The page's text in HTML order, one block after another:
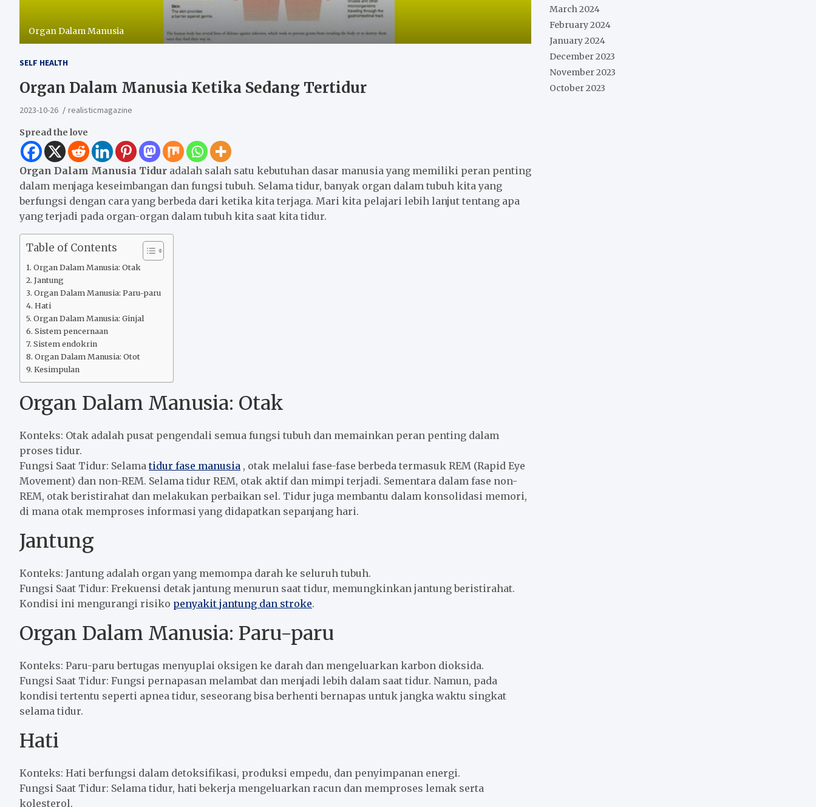
Organ Dalam Manusia
SELF HEALTH
Organ Dalam Manusia Ketika Sedang Tertidur
2023-10-26 realisticmagazine
Spread the love
Organ Dalam Manusia Tidur adalah salah satu kebutuhan dasar manusia yang memiliki peran penting
dalam menjaga keseimbangan dan fungsi tubuh. Selama tidur, banyak organ dalam tubuh kita yang
berfungsi dengan cara yang berbeda dari ketika kita terjaga. Mari kita pelajari lebih lanjut tentang apa
yang terjadi pada organ-organ dalam tubuh kita saat kita tidur.
Table of Contents
Organ Dalam Manusia: Otak
Jantung
Organ Dalam Manusia: Paru-paru
Hati
Organ Dalam Manusia: Ginjal
Sistem pencernaan
Sistem endokrin
Organ Dalam Manusia: Otot
Kesimpulan
Organ Dalam Manusia: Otak
Konteks: Otak adalah pusat pengendali semua fungsi tubuh dan memainkan peran penting dalam
proses tidur.
Fungsi Saat Tidur: Selamatidur fase manusia , otak melalui fase-fase berbeda termasuk REM (Rapid Eye
Movement) dan non-REM. Selama tidur REM, otak aktif dan mimpi terjadi. Sementara dalam fase non-
REM, otak beristirahat dan melakukan perbaikan sel. Tidur juga membantu dalam konsolidasi memori,
di mana otak memproses informasi yang didapatkan sepanjang hari.
Jantung
Konteks: Jantung adalah organ yang memompa darah ke seluruh tubuh.
Fungsi Saat Tidur: Frekuensi detak jantung menurun saat tidur, memungkinkan jantung beristirahat.
Kondisi ini mengurangi risiko penyakit jantung dan stroke.
Organ Dalam Manusia: Paru-paru
Konteks: Paru-paru bertugas menyuplai oksigen ke darah dan mengeluarkan karbon dioksida.
Fungsi Saat Tidur: Fungsi pernapasan melambat dan menjadi lebih dalam saat tidur. Namun, pada
kondisi tertentu seperti apnea tidur, seseorang bisa berhenti bernapas untuk jangka waktu singkat
selama tidur.
Hati
Konteks: Hati berfungsi dalam detoksifikasi, produksi empedu, dan penyimpanan energi.
Fungsi Saat Tidur: Selama tidur, hati bekerja mengeluarkan racun dan memproses lemak serta
kolesterol.
March 2024
February 2024
January 2024
December 2023
November 2023
October 2023